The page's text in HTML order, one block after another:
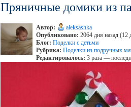
Пряничные домики из
Автор:
aleksashka
Опубликовано: 2064 дня назад (12
Блог: Поделки с детьми
Рубрика: Поделки из подручных
Редактировалось: 3 раза —